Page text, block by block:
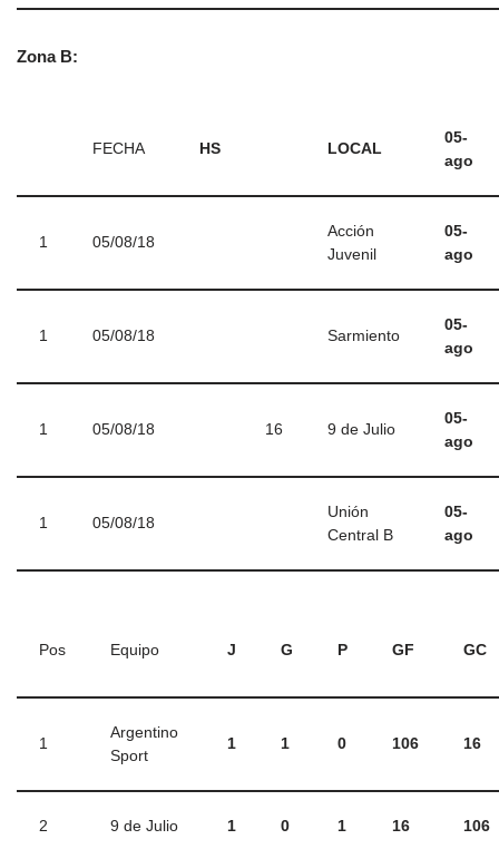
Zona B:
FECHA HS LOCAL
05-
ago
1 05/08/18
Acción
Juvenil
05-
ago
1 05/08/18 Sarmiento
05-
ago
1 05/08/18 16 9 de Julio
05-
ago
1 05/08/18
Unión
Central B
05-
ago
Pos Equipo J G P GF GC
1
Argentino
Sport
1 1 0 106 16
2 9 de Julio 1 0 1 16 106